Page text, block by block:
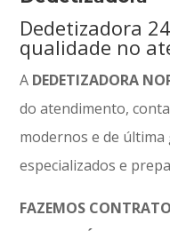
Dedetizadora
qualidade no
A DEDETIZADORA
do atendimento,
modernos e de última
especializados e
FAZEMOS